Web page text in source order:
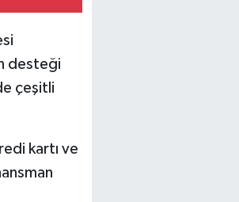
desteği
çeşitli
kartı ve